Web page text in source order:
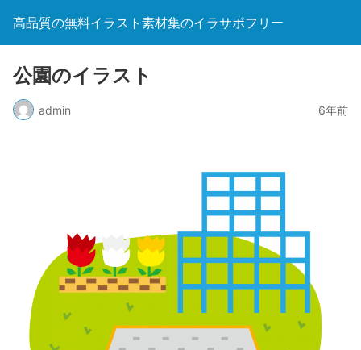
高品質の無料イラスト素材集のイラサポフリー
公園のイラスト
admin 6年前